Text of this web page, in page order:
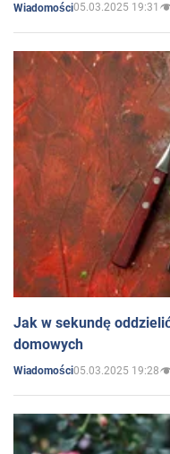
Wiadomości05.03.2025 19:31
Jak w sekundę
domowych
Wiadomości05.03.2025 19:28